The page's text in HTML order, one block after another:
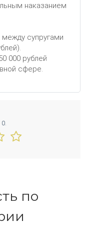
наказанием
супругами
000 рублей
сфере.
0
по